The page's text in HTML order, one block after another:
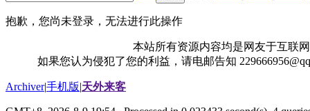
抱歉，您尚未登录，无法进行此操作
本站所有资源内容均是网友于互联
如果您认为侵犯了您的利益，请电邮告知
Archiver|手机版|天外来客